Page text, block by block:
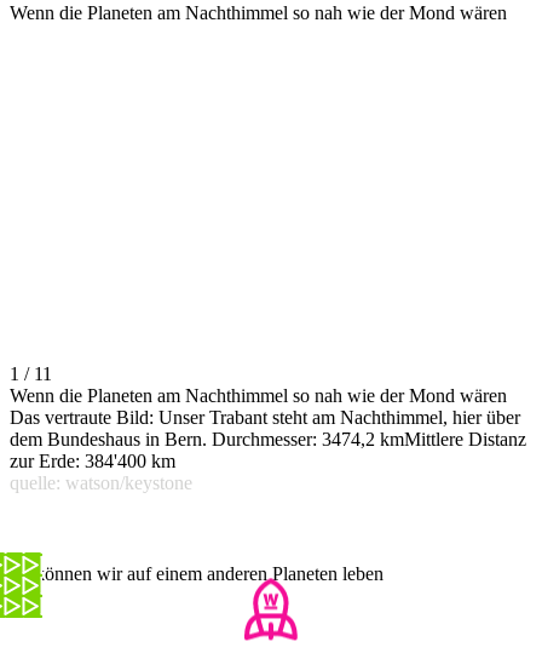
Wenn die Planeten am Nachthimmel so nah wie der Mond wären
1 / 11
Wenn die Planeten am Nachthimmel so nah wie der Mond wären
Das vertraute Bild: Unser Trabant steht am Nachthimmel, hier über
dem Bundeshaus in Bern. Durchmesser: 3474,2 kmMittlere Distanz
zur Erde: 384'400 km
quelle: watson/keystone
So können wir auf einem anderen Planeten leben